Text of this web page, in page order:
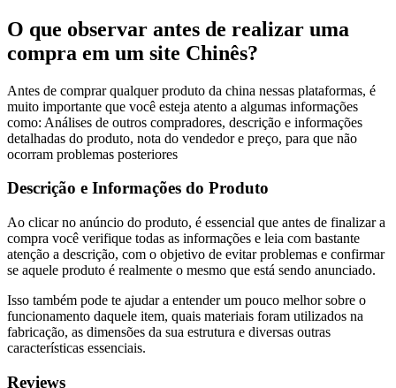
O que observar antes de realizar uma
compra em um site Chinês?
Antes de comprar qualquer produto da china nessas plataformas, é
muito importante que você esteja atento a algumas informações
como: Análises de outros compradores, descrição e informações
detalhadas do produto, nota do vendedor e preço, para que não
ocorram problemas posteriores
Descrição e Informações do Produto
Ao clicar no anúncio do produto, é essencial que antes de finalizar a
compra você verifique todas as informações e leia com bastante
atenção a descrição, com o objetivo de evitar problemas e confirmar
se aquele produto é realmente o mesmo que está sendo anunciado.
Isso também pode te ajudar a entender um pouco melhor sobre o
funcionamento daquele item, quais materiais foram utilizados na
fabricação, as dimensões da sua estrutura e diversas outras
características essenciais.
Reviews